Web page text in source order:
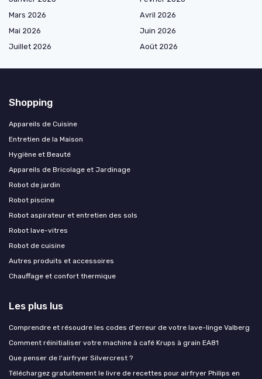
Mars 2026
Avril 2026
Mai 2026
Juin 2026
Juillet 2026
Août 2026
Shopping
Appareils de Cuisine
Entretien de la Maison
Hygiène et Beauté
Appareils de Bricolage et Jardinage
Robot de jardin
Robot piscine
Robot aspirateur et entretien des sols
Robot lave-vitres
Robot de cuisine
Autres produits et accessoires
Chauffage et confort thermique
Les plus lus
Comprendre et résoudre les codes d'erreur de votre lave-linge Valberg
Comment réinitialiser votre machine à café Krups à grain EA81
Que penser de l'airfryer Silvercrest ?
Téléchargez gratuitement le livre de recettes pour airfryer Philips en